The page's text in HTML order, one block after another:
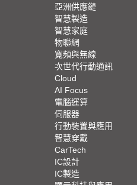
亞洲供應鏈
智慧製造
智慧家庭
物聯網
寬頻與無線
次世代行動通訊
Cloud
AI Focus
電腦運算
伺服器
行動裝置與應用
智慧穿戴
CarTech
IC設計
IC製造